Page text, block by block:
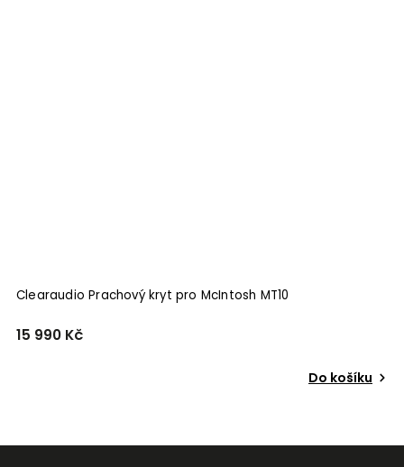
Clearaudio Prachový kryt pro McIntosh MT10
15 990 Kč
Do košíku